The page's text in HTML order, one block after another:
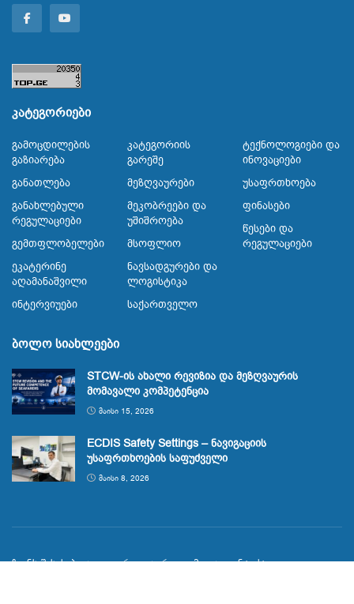
კატეგორიები
Გამოცდილების
Გაზიარება
Განათლება
Განახლებული
Რეგულაციები
Გემთფლობელები
Ეკატერინე
Აღამანაშვილი
Ინტერვიუები
Კატეგორიის
Გარეშე
Მეზღვაურები
Მეკობრეები Და
Უშიშროება
Მსოფლიო
Ნავსადგურები Და
Ლოგისტიკა
Საქართველო
Ტექნოლოგიები Და
Ინოვაციები
Უსაფრთხოება
Ფინასები
Წესები Და
Რეგულაციები
ბოლო სიახლეები
STCW-ის ახალი რევიზია და მეზღვაურის
მომავალი კომპეტენცია
ᲛᲐᲘᲡᲘ 15, 2026
ECDIS Safety Settings – ნავიგაციის
უსაფრთხოების საფუძველი
ᲛᲐᲘᲡᲘ 8, 2026
ჩვენს შესახებ გალერეა რეკლამა კონტაქტი